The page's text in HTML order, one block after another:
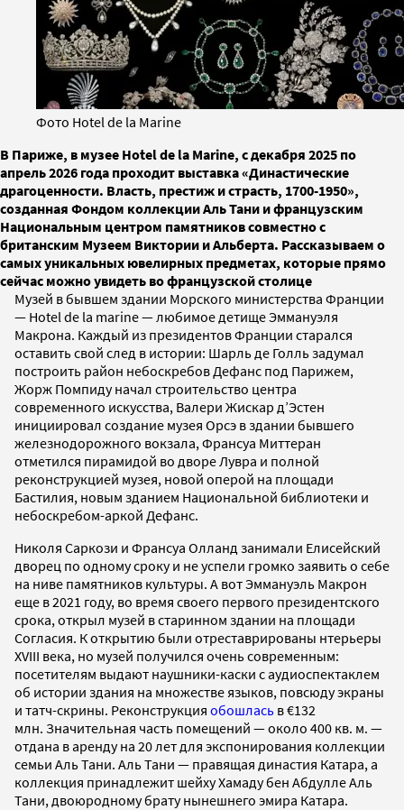
Фото Hotel de la Marine
В Париже, в музее Hotel de la Marine, с декабря 2025 по
апрель 2026 года проходит выставка «Династические
драгоценности. Власть, престиж и страсть, 1700-1950»,
созданная Фондом коллекции Аль Тани и французским
Национальным центром памятников совместно с
британским Музеем Виктории и Альберта. Рассказываем о
самых уникальных ювелирных предметах, которые прямо
сейчас можно увидеть во французской столице
Музей в бывшем здании Морского министерства Франции
— Hotel de la marine — любимое детище Эммануэля
Макрона. Каждый из президентов Франции старался
оставить свой след в истории: Шарль де Голль задумал
построить район небоскребов Дефанс под Парижем,
Жорж Помпиду начал строительство центра
современного искусства, Валери Жискар д’Эстен
инициировал создание музея Орсэ в здании бывшего
железнодорожного вокзала, Франсуа Миттеран
отметился пирамидой во дворе Лувра и полной
реконструкцией музея, новой оперой на площади
Бастилия, новым зданием Национальной библиотеки и
небоскребом-аркой Дефанс.
Николя Саркози и Франсуа Олланд занимали Елисейский
дворец по одному сроку и не успели громко заявить о себе
на ниве памятников культуры. А вот Эммануэль Макрон
еще в 2021 году, во время своего первого президентского
срока, открыл музей в старинном здании на площади
Согласия. К открытию были отреставрированы нтерьеры
XVIII века, но музей получился очень современным:
посетителям выдают наушники-каски с аудиоспектаклем
об истории здания на множестве языков, повсюду экраны
и татч-скрины. Реконструкция обошлась в €132
млн. Значительная часть помещений — около 400 кв. м. —
отдана в аренду на 20 лет для экспонирования коллекции
семьи Аль Тани. Аль Тани — правящая династия Катара, а
коллекция принадлежит шейху Хамаду бен Абдулле Аль
Тани, двоюродному брату нынешнего эмира Катара.